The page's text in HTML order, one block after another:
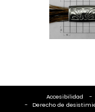
Accesibilidad
Derecho de